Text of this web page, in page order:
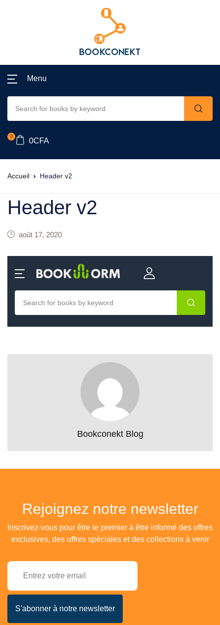
Menu
0
0CFA
Accueil Header v2
Header v2
août 17, 2020
Bookconekt Blog
Rejoignez notre newsletter
Inscrivez-vous pour être le premier à être informé des offres
exclusives, des offres spéciales et des collections à venir